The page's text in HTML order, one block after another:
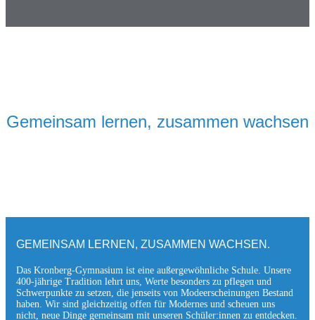
Gemeinsam lernen, zusammen wachsen
GEMEINSAM LERNEN, ZUSAMMEN WACHSEN.
Das Kronberg-Gymnasium ist eine außergewöhnliche Schule. Unsere
400-jährige Tradition lehrt uns, Werte besonders zu pflegen und
Schwerpunkte zu setzen, die jen­seits von Modeerscheinungen Be­stand
haben. Wir sind gleichzeitig offen für Modernes und scheuen uns
nicht, neue Dinge gemeinsam mit unseren Schüler:innen zu entde­cken.